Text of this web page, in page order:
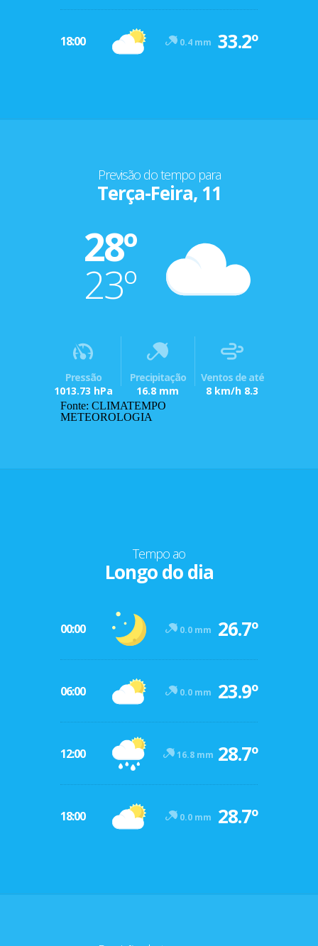
18:00 0.4 mm 33.2º
Previsão do tempo para
Terça-Feira, 11
28º
23º
Pressão
1013.73 hPa
Precipitação
16.8 mm
Ventos de até
8 km/h 8.3
Fonte: CLIMATEMPO
METEOROLOGIA
Tempo ao
Longo do dia
00:00 0.0 mm 26.7º
06:00 0.0 mm 23.9º
12:00 16.8 mm 28.7º
18:00 0.0 mm 28.7º